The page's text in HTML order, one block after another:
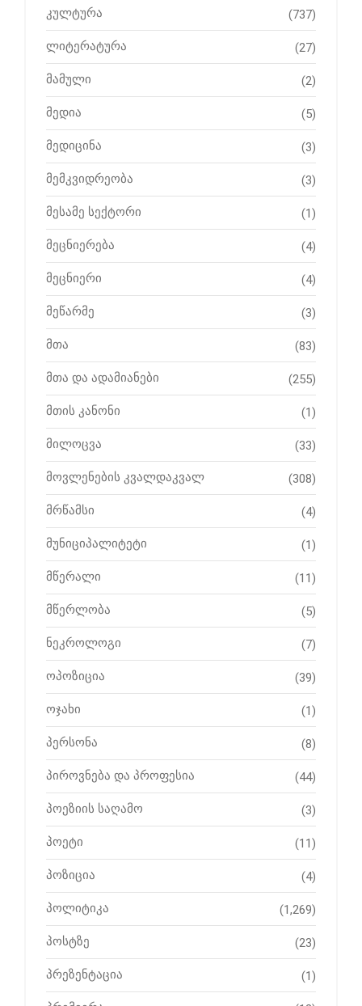
კულტურა (737)
ლიტერატურა (27)
მამული (2)
მედია (5)
მედიცინა (3)
მემკვიდრეობა (3)
მესამე სექტორი (1)
მეცნიერება (4)
მეცნიერი (4)
მეწარმე (3)
მთა (83)
მთა და ადამიანები (255)
მთის კანონი (1)
მილოცვა (33)
მოვლენების კვალდაკვალ (308)
მრწამსი (4)
მუნიციპალიტეტი (1)
მწერალი (11)
მწერლობა (5)
ნეკროლოგი (7)
ოპოზიცია (39)
ოჯახი (1)
პერსონა (8)
პიროვნება და პროფესია (44)
პოეზიის საღამო (3)
პოეტი (11)
პოზიცია (4)
პოლიტიკა (1,269)
პოსტზე (23)
პრეზენტაცია (1)